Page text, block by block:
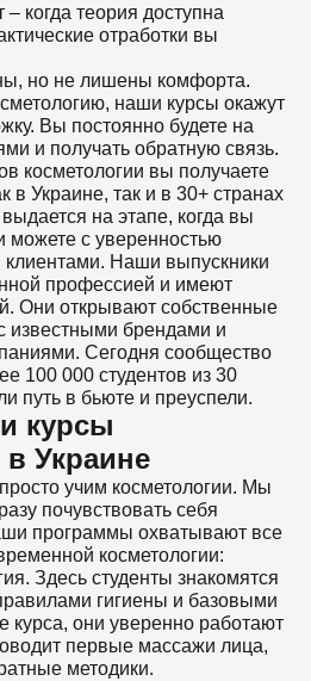
когда теория доступна
отработки вы
но не лишены комфорта.
наши курсы окажут
Вы постоянно будете на
и получать обратную связь.
косметологии вы получаете
в Украине, так и в 30+ странах
на этапе, когда вы
можете с уверенностью
клиентами. Наши выпускники
профессией и имеют
Они открывают собственные
известными брендами и
Сегодня сообщество
100 000 студентов из 30
путь в бьюте и преуспели.
курсы
в Украине
учим косметологии. Мы
почувствовать себя
программы охватывают все
косметологии:
Здесь студенты знакомятся
гигиены и базовыми
курса, они уверенно работают
первые массажи лица,
методики.